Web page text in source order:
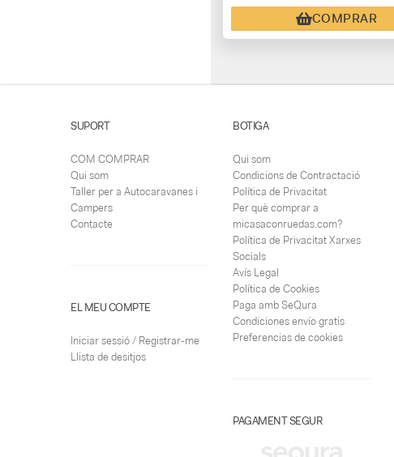
COMPRAR
SUPORT
COM COMPRAR
Qui som
Taller per a Autocaravanes i
Campers
Contacte
EL MEU COMPTE
Iniciar sessió / Registrar-me
Llista de desitjos
BOTIGA
Qui som
Condicions de Contractació
Política de Privacitat
Per què comprar a
micasaconruedas.com?
Política de Privacitat Xarxes
Socials
Avís Legal
Política de Cookies
Paga amb SeQura
Condiciones envío gratis
Preferencias de cookies
PAGAMENT SEGUR